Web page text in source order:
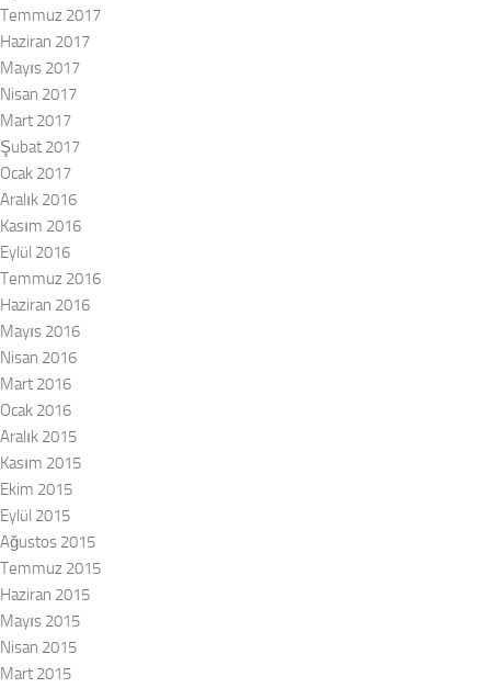
Temmuz 2017
Haziran 2017
Mayıs 2017
Nisan 2017
Mart 2017
Şubat 2017
Ocak 2017
Aralık 2016
Kasım 2016
Eylül 2016
Temmuz 2016
Haziran 2016
Mayıs 2016
Nisan 2016
Mart 2016
Ocak 2016
Aralık 2015
Kasım 2015
Ekim 2015
Eylül 2015
Ağustos 2015
Temmuz 2015
Haziran 2015
Mayıs 2015
Nisan 2015
Mart 2015